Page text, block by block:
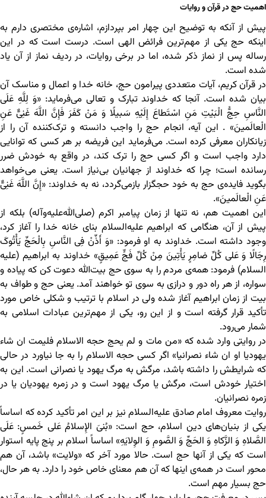
اهمیت حج در قرآن و روایات
پیش از آنکه به توضیح این چهار امر بپردازم، اشاره‌ی مختصری دارم به
اینکه حج یکی از مهم‌ترین فرائض الهی است. درست است که در این
رساله پس از نماز ذکر شده، اما در برخی روایات، در ردیف نماز از آن یاد
شده است.
در قرآن کریم، آیات متعددی پیرامون حج، خانه‌ خدا و اعمال و مناسک آن
بیان شده است. آنجا که خداوند تبارک و تعالی می‌فرماید: «وَ لِلَّهِ عَلَى
النَّاسِ حِجُّ الْبَیْتِ مَنِ اسْتَطاعَ إِلَیْهِ سَبیلًا وَ مَنْ کَفَرَ فَإِنَّ اللَّهَ غَنِیٌّ عَنِ
الْعالَمینَ» . این آیه، انجام حج را واجب دانسته و ترک‌کننده‌ آن را از
زیانکاران معرفی کرده است. می‌فرماید این فریضه بر هر کسی که توانایی
دارد واجب است و اگر کسی حج را ترک کند، در واقع به خودش ضرر
رسانده است؛ چرا که خداوند از جهانیان بی‌نیاز است. یعنی می‌خواهد
بگوید فایده‌ی حج به خود حج‏گزار بازمی‌گردد، نه به خداوند: «إِنَّ اللَّهَ غَنِیٌّ
عَنِ الْعالَمینَ».
این اهمیت هم، نه تنها از زمان پیامبر اکرم (صلی‌الله‌علیه‌وآله) بلکه از
پیش از آن، هنگامی که ابراهیم علیه‌السلام بنای خانه‌ خدا را آغاز کرد،
وجود داشته است. خداوند به او فرمود: «وَ أَذِّنْ فِی النَّاسِ بِالْحَجِّ یَأْتُوکَ
رِجَالًا وَ عَلى‌ کُلِّ ضامِرٍ یَأْتِینَ مِنْ کُلِّ فَجٍّ عَمِیقٍ» خداوند به ابراهیم (علیه
السلام) فرمود: همه‌ی مردم را به سوی حج بیت‌الله دعوت کن که پیاده و
سواره، از هر راه دور و درازی به سوی تو خواهند آمد. یعنی حج و طواف به
بیت از زمان ابراهیم آغاز شده ولی در اسلام با ترتیب و شکلی خاص مورد
تأکید قرار گرفته است و از این رو، یکی از مهم‌ترین عبادات اسلامی به
شمار می‌رود.
در روایتی وارد شده که «من مات و لم یحج حجه الاسلام فلیمت ان شاء
یهودیا او ان شاء نصرانیا» اگر کسی حجه الاسلام را به جا نیاورد در حالی
که شرایطش را داشته باشد، مرگش به مرگ یهود یا نصرانی است. این به
اختیار خودش است، مرگش یا مرگ یهود است و در زمره‌ یهودیان یا در
زمره‌ نصرانیان.
روایت معروف امام صادق علیه‌السلام نیز بر این امر تأکید کرده که اساساً
یکی از بنیان‌های دین اسلام، حج است: «بُنیَ الإِسلامُ عَلى خَمسٍ: عَلَى
الصَّلاهِ وَ الزَّکاهِ وَ الحَجِّ وَ الصَّومِ وَ الوِلایَهِ» اساساً اسلام بر پنج پایه استوار
است که یکی از آنها حج است. حالا مورد آخر که «ولایت» باشد، آن هم
محور است در همه‌ی اینها که آن هم معنای خاص خود را دارد. به هر حال،
حج بسیار مهم است.